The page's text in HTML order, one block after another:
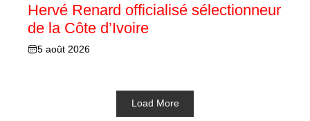
Hervé Renard officialisé sélectionneur
de la Côte d’Ivoire
5 août 2026
Load More